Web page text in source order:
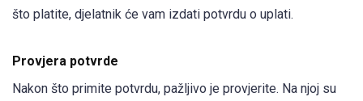
što platite, djelatnik će vam izdati potvrdu o uplati.
Provjera potvrde
Nakon što primite potvrdu, pažljivo je provjerite. Na njoj su